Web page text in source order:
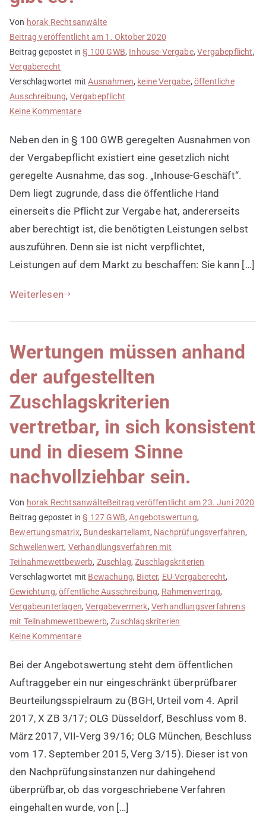
Von horak Rechtsanwälte
Beitrag veröffentlicht am 1. Oktober 2020
Beitrag gepostet in§ 100 GWB, Inhouse-Vergabe,Vergabepflicht,
Vergaberecht
Verschlagwortet mitAusnahmen, keine Vergabe, öffentliche
Ausschreibung, Vergabepflicht
Keine Kommentarezu
Ausnahmen
von
der
zur
Vergabe/
öffentlichen
Ausschreibung
gibt
Neben den in § 100 GWB geregelten Ausnahmen von
der Vergabepflicht existiert eine gesetzlich nicht
geregelte Ausnahme, das sog. „Inhouse-Geschäft“.
Dem liegt zugrunde, dass die öffentliche Hand
einerseits die Pflicht zur Vergabe hat, andererseits
aber berechtigt ist, die benötigten Leistungen selbst
auszuführen. Denn sie ist nicht verpflichtet,
Leistungen auf dem Markt zu beschaffen: Sie kann […]
Weiterlesen
Wertungen müssen anhand
der aufgestellten
Zuschlagskriterien
vertretbar, in sich konsistent
und in diesem Sinne
nachvollziehbar sein.
Von horak RechtsanwälteBeitrag veröffentlicht am23. Juni 2020
Beitrag gepostet in§ 127 GWB,Angebotswertung,
Bewertungsmatrix, Bundeskartellamt, Nachprüfungsverfahren,
Schwellenwert, Verhandlungsverfahren mit
Teilnahmewettbewerb, Zuschlag,Zuschlagskriterien
Verschlagwortet mit Bewachung, Bieter, EU-Vergaberecht,
Gewichtung,öffentliche Ausschreibung, Rahmenvertrag,
Vergabeunterlagen,Vergabevermerk, Verhandlungsverfahrens
mit Teilnahmewettbewerb,Zuschlagskriterien
Keine Kommentarezu
müssen
anhand
der
Zuschlagskriterien
vertretbar,
in
sich
konsistent
in
Bei der Angebotswertung steht dem öffentlichen
Auftraggeber ein nur eingeschränkt überprüfbarer
Beurteilungsspielraum zu (BGH, Urteil vom 4. April
2017, X ZB 3/17; OLG Düsseldorf, Beschluss vom 8.
März 2017, VII-Verg 39/16; OLG München, Beschluss
vom 17. September 2015, Verg 3/15). Dieser ist von
den Nachprüfungsinstanzen nur dahingehend
überprüfbar, ob das vorgeschriebene Verfahren
eingehalten wurde, von […]